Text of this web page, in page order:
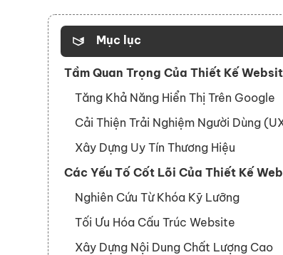
Mục lục
Tầm Quan Trọng Của Thiết Kế
Tăng Khả Năng Hiển Thị Trên Google
Cải Thiện Trải Nghiệm Người Dùng
Xây Dựng Uy Tín Thương Hiệu
Các Yếu Tố Cốt Lõi Của Thiết Kế
Nghiên Cứu Từ Khóa Kỹ Lưỡng
Tối Ưu Hóa Cấu Trúc Website
Xây Dựng Nội Dung Chất Lượng Cao